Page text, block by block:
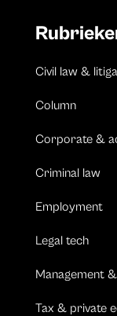
Civil law &
Column
Corporate &
Criminal law
Employment
Legal tech
Management
Tax & private